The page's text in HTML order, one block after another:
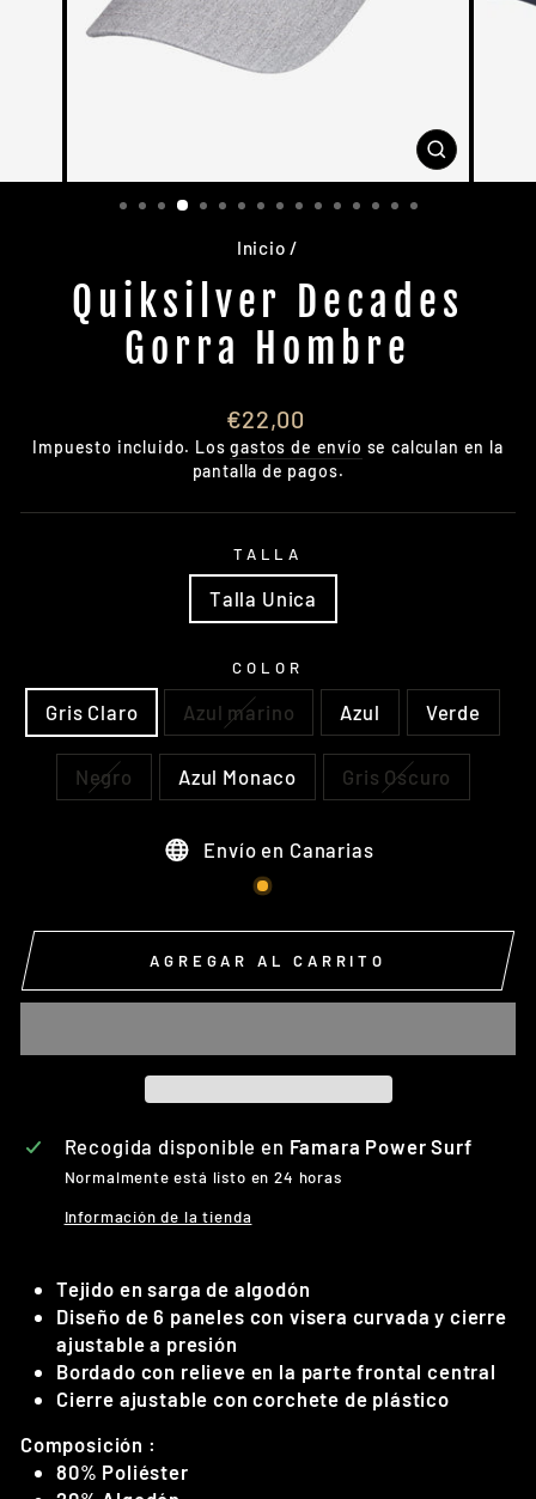
CERRAR
(ESC)
Inicio /
Quiksilver Decades
Gorra Hombre
Precio
habitual
€22,00
Impuesto incluido. Losgastos de envío se calculan en la
pantalla de pagos.
TALLA
Talla Unica
COLOR
Gris Claro Azul marino Azul Verde
Negro Azul Monaco Gris Oscuro
Envío en Canarias
AGREGAR AL CARRITO
Recogida disponible en Famara Power Surf
Normalmente está listo en 24 horas
Información de la tienda
Tejido en sarga de algodón
Diseño de 6 paneles con visera curvada y cierre
ajustable a presión
Bordado con relieve en la parte frontal central
Cierre ajustable con corchete de plástico
Composición :
80% Poliéster